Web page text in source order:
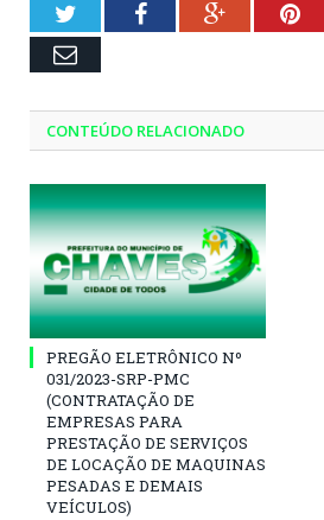
TwitterFacebookGoogle+
Email
CONTEÚDO RELACIONADO
PREGÃO ELETRÔNICO Nº
031/2023-SRP-PMC
(CONTRATAÇÃO DE
EMPRESAS PARA
PRESTAÇÃO DE SERVIÇOS
DE LOCAÇÃO DE MAQUINAS
PESADAS E DEMAIS
VEÍCULOS)